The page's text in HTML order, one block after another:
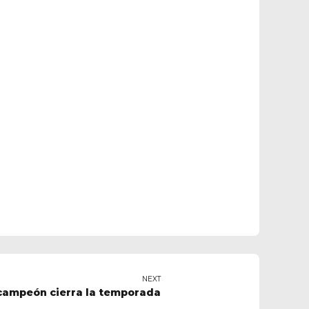
NEXT
cierra la temporada